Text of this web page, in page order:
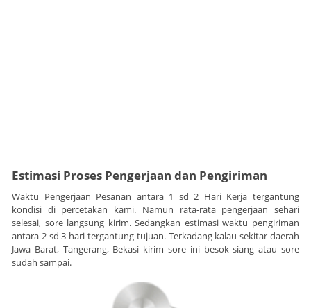
Estimasi Proses Pengerjaan dan Pengiriman
Waktu Pengerjaan Pesanan antara 1 sd 2 Hari Kerja tergantung
kondisi di percetakan kami. Namun rata-rata pengerjaan sehari
selesai, sore langsung kirim. Sedangkan estimasi waktu pengiriman
antara 2 sd 3 hari tergantung tujuan. Terkadang kalau sekitar daerah
Jawa Barat, Tangerang, Bekasi kirim sore ini besok siang atau sore
sudah sampai.